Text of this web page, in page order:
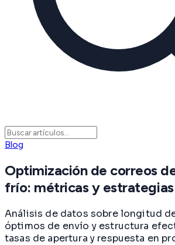
Blog
Optimización de correos
frío: métricas y estrategias
Análisis de datos sobre longitud
óptimos de envío y estructura
tasas de apertura y respuesta en